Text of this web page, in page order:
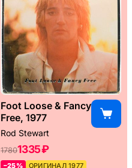
Foot Loose & Fancy
Free, 1977
Rod Stewart
17801335 ₽
–25% ОРИГИНАЛ 1977